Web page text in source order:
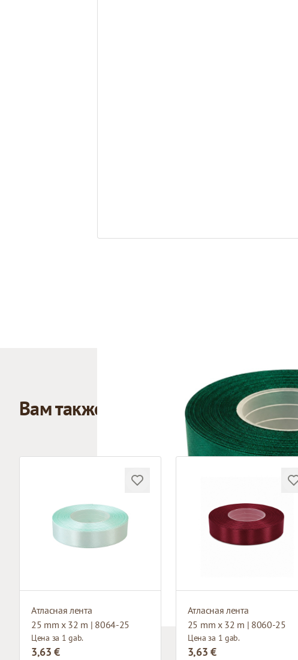
Вам также может понравиться
Атласная лента
25 mm x 32 m | 8064-25
Цена за 1 gab.
3,63 €
Атласная лента
25 mm x 32 m | 8060-25
Цена за 1 gab.
3,63 €